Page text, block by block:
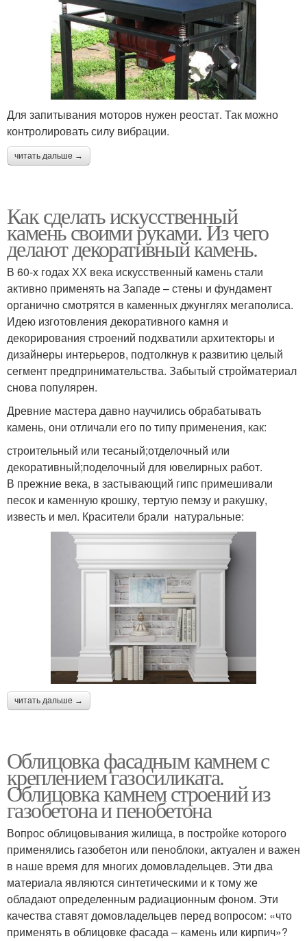
Для запитывания моторов нужен реостат. Так можно
контролировать силу вибрации.
читать дальше →
Как сделать искусственный
камень своими руками. Из чего
делают декоративный камень.
В 60-х годах ХХ века искусственный камень стали
активно применять на Западе – стены и фундамент
органично смотрятся в каменных джунглях мегаполиса.
Идею изготовления декоративного камня и
декорирования строений подхватили архитекторы и
дизайнеры интерьеров, подтолкнув к развитию целый
сегмент предпринимательства. Забытый стройматериал
снова популярен.
Древние мастера давно научились обрабатывать
камень, они отличали его по типу применения, как:
строительный или тесаный;отделочный или
декоративный;поделочный для ювелирных работ.
В прежние века, в застывающий гипс примешивали
песок и каменную крошку, тертую пемзу и ракушку,
известь и мел. Красители брали натуральные:
читать дальше →
Облицовка фасадным камнем с
креплением газосиликата.
Облицовка камнем строений из
газобетона и пенобетона
Вопрос облицовывания жилища, в постройке которого
применялись газобетон или пеноблоки, актуален и важен
в наше время для многих домовладельцев. Эти два
материала являются синтетическими и к тому же
обладают определенным радиационным фоном. Эти
качества ставят домовладельцев перед вопросом: «что
применять в облицовке фасада – камень или кирпич»?